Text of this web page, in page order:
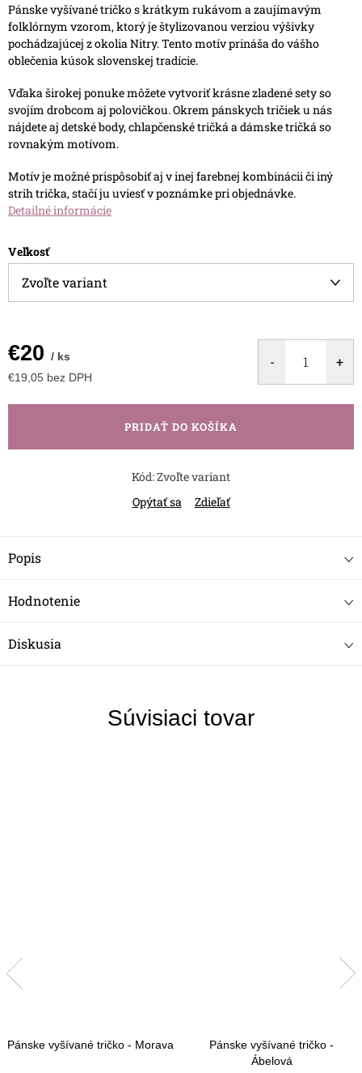
Pánske vyšívané tričko s krátkym rukávom a zaujímavým
folklórnym vzorom, ktorý je štylizovanou verziou výšivky
pochádzajúcej z okolia Nitry. Tento motív prináša do vášho
oblečenia kúsok slovenskej tradície.
Vďaka širokej ponuke môžete vytvoriť krásne zladené sety so
svojím drobcom aj polovičkou. Okrem pánskych tričiek u nás
nájdete aj detské body, chlapčenské tričká a dámske tričká so
rovnakým motívom.
Motív je možné prispôsobiť aj v inej farebnej kombinácii či iný
strih trička, stačí ju uviesť v poznámke pri objednávke.
Detailné informácie
Veľkosť
€20 / ks
€19,05 bez DPH
cena:
PRIDAŤ DO KOŠÍKA
Kód:Zvoľte variant
Opýtať sa
Zdieľať
Popis
Hodnotenie
Diskusia
Súvisiaci tovar
Pánske vyšívané tričko - Morava
Pánske vyšívané tričko -
Ábelová